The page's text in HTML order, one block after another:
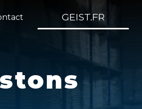
GEIST.FR